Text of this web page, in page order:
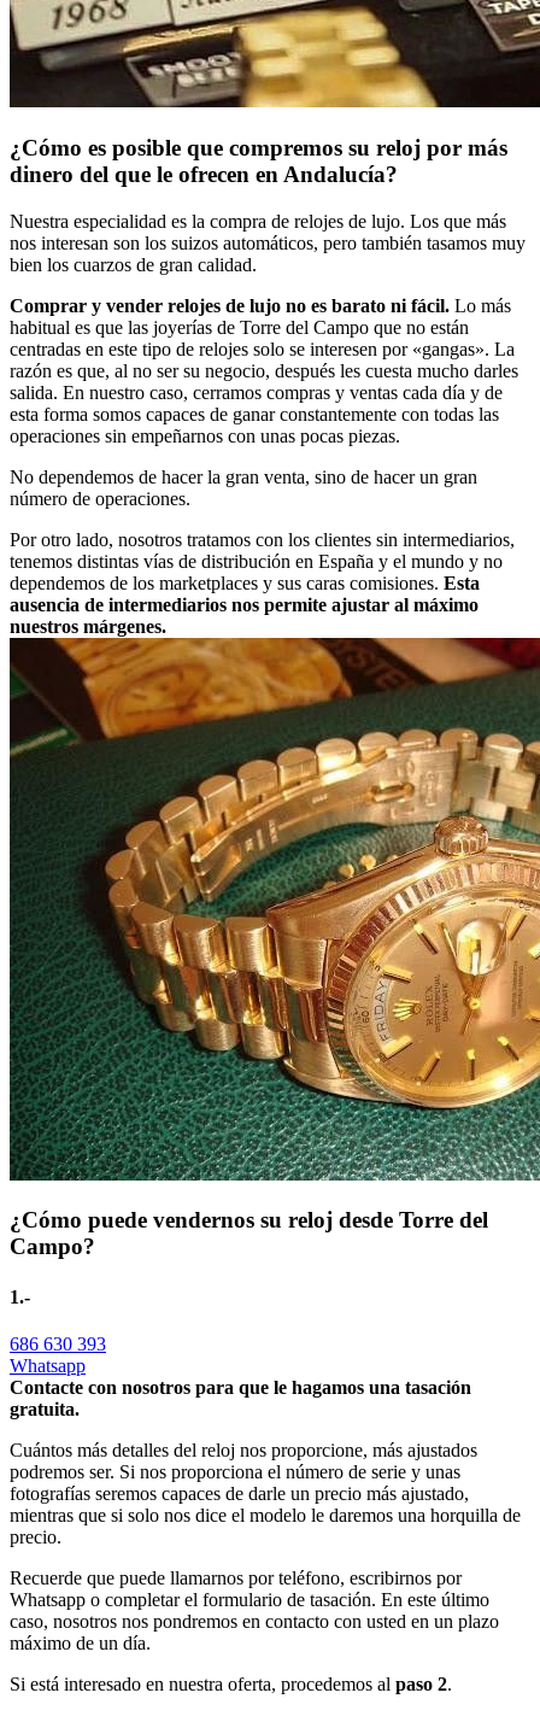
¿Cómo es posible que compremos su reloj por más
dinero del que le ofrecen en Andalucía?
Nuestra especialidad es la compra de relojes de lujo. Los que más
nos interesan son los suizos automáticos, pero también tasamos muy
bien los cuarzos de gran calidad.
Comprar y vender relojes de lujo no es barato ni fácil. Lo más
habitual es que las joyerías de Torre del Campo que no están
centradas en este tipo de relojes solo se interesen por «gangas». La
razón es que, al no ser su negocio, después les cuesta mucho darles
salida. En nuestro caso, cerramos compras y ventas cada día y de
esta forma somos capaces de ganar constantemente con todas las
operaciones sin empeñarnos con unas pocas piezas.
No dependemos de hacer la gran venta, sino de hacer un gran
número de operaciones.
Por otro lado, nosotros tratamos con los clientes sin intermediarios,
tenemos distintas vías de distribución en España y el mundo y no
dependemos de los marketplaces y sus caras comisiones. Esta
ausencia de intermediarios nos permite ajustar al máximo
nuestros márgenes.
¿Cómo puede vendernos su reloj desde Torre del
Campo?
1.-
686 630 393
Whatsapp
Contacte con nosotros para que le hagamos una tasación
gratuita.
Cuántos más detalles del reloj nos proporcione, más ajustados
podremos ser. Si nos proporciona el número de serie y unas
fotografías seremos capaces de darle un precio más ajustado,
mientras que si solo nos dice el modelo le daremos una horquilla de
precio.
Recuerde que puede llamarnos por teléfono, escribirnos por
Whatsapp o completar el formulario de tasación. En este último
caso, nosotros nos pondremos en contacto con usted en un plazo
máximo de un día.
Si está interesado en nuestra oferta, procedemos al paso 2.